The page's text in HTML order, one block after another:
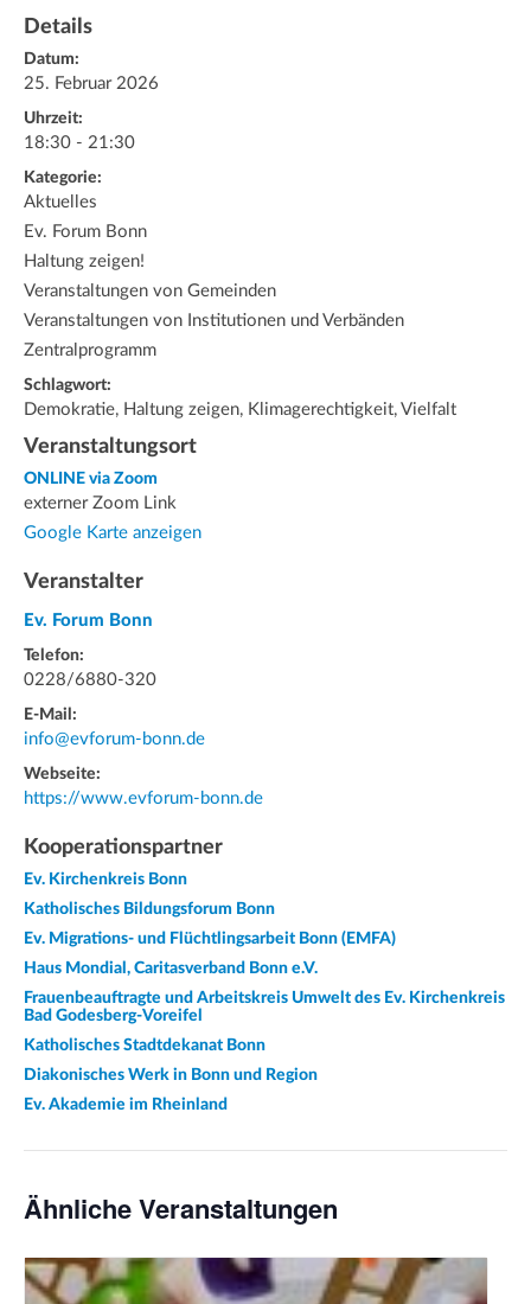
Details
Datum:
25. Februar 2026
Uhrzeit:
18:30 - 21:30
Kategorie:
Aktuelles
Ev. Forum Bonn
Haltung zeigen!
Veranstaltungen von Gemeinden
Veranstaltungen von Institutionen und Verbänden
Zentralprogramm
Schlagwort:
Demokratie, Haltung zeigen, Klimagerechtigkeit, Vielfalt
Veranstaltungsort
ONLINE via Zoom
externer Zoom Link
Google Karte anzeigen
Veranstalter
Ev. Forum Bonn
Telefon:
0228/6880-320
E-Mail:
info@evforum-bonn.de
Webseite:
https://www.evforum-bonn.de
Kooperationspartner
Ev. Kirchenkreis Bonn
Katholisches Bildungsforum Bonn
Ev. Migrations- und Flüchtlingsarbeit Bonn (EMFA)
Haus Mondial, Caritasverband Bonn e.V.
Frauenbeauftragte und Arbeitskreis Umwelt des Ev. Kirchenkreis
Bad Godesberg-Voreifel
Katholisches Stadtdekanat Bonn
Diakonisches Werk in Bonn und Region
Ev. Akademie im Rheinland
Ähnliche Veranstaltungen